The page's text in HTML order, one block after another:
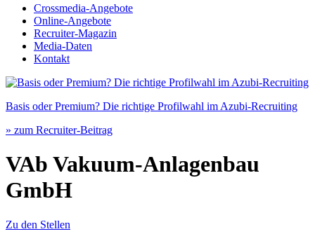
Crossmedia-Angebote
Online-Angebote
Recruiter-Magazin
Media-Daten
Kontakt
Basis oder Premium? Die richtige Profilwahl im Azubi-Recruiting
» zum Recruiter-Beitrag
VAb Vakuum-Anlagenbau
GmbH
Zu den Stellen